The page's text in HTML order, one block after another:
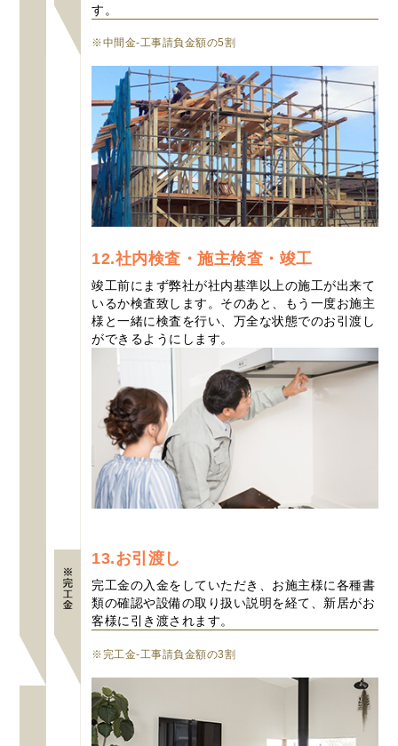
す。
※中間金-工事請負金額の5割
12.社内検査・施主検査・竣工
竣工前にまず弊社が社内基準以上の施工が出来て
いるか検査致します。そのあと、もう一度お施主
様と一緒に検査を行い、万全な状態でのお引渡し
ができるようにします。
13.お引渡し
完工金の入金をしていただき、お施主様に各種書
類の確認や設備の取り扱い説明を経て、新居がお
客様に引き渡されます。
※完工金-工事請負金額の3割